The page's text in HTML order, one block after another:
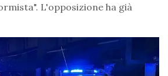
L'opposizione ha già